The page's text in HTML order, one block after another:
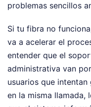
problemas sencillos
Si tu fibra no
va a acelerar el
entender que el
administrativa van
usuarios que
en la misma llamada,